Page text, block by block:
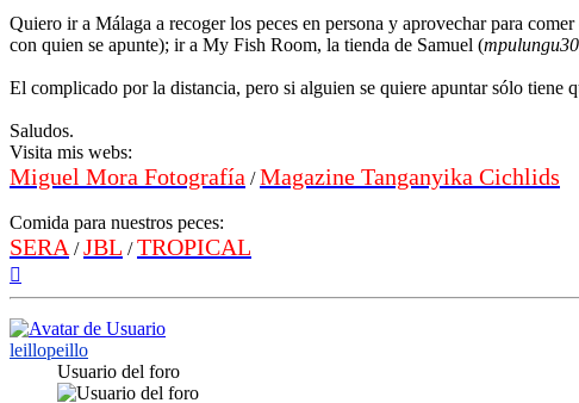
Quiero ir a Málaga a recoger los peces en persona y aprovechar para
con quien se apunte); ir a My Fish Room, la tienda de Samuel (mpulungu30
El complicado por la distancia, pero si alguien se quiere apuntar sólo tiene
Saludos.
Visita mis webs:
Miguel Mora Fotografía /Magazine Tanganyika Cichlids
Comida para nuestros peces:
SERA /JBL /TROPICAL
leillopeillo
Usuario del foro